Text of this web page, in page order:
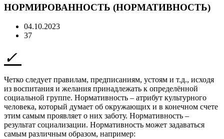
НОРМИРОВАННОСТЬ (НОРМАТИВНОСТЬ)
04.10.2023
37
Четко следует правилам, предписаниям, устоям и т.д., исходя
из воспитания и желания принадлежать к определённой
социальной группе. Нормативность – атрибут культурного
человека, который думает об окружающих и в конечном счете
этим самым проявляет о них заботу. Нормативность –
результат социализации. Нормативность может задаваться
самым различным образом, например: